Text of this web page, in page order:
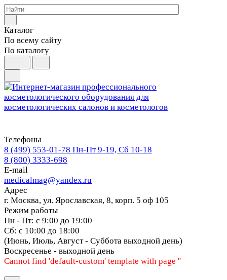
Каталог
По всему сайту
По каталогу
Телефоны
8 (499) 553-01-78 Пн-Пт 9-19, Сб 10-18
8 (800) 3333-698
E-mail
medicalmag@yandex.ru
Адрес
г. Москва, ул. Ярославская, 8, корп. 5 оф 105
Режим работы
Пн - Пт: с 9:00 до 19:00
Сб: с 10:00 до 18:00
(Июнь, Июль, Август - Суббота выходной день)
Воскресенье - выходной день
Cannot find 'default-custom' template with page ''